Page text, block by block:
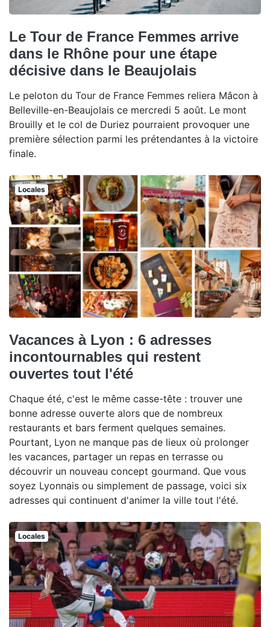
Le Tour de France Femmes arrive
dans le Rhône pour une étape
décisive dans le Beaujolais
Le peloton du Tour de France Femmes reliera Mâcon à
Belleville-en-Beaujolais ce mercredi 5 août. Le mont
Brouilly et le col de Duriez pourraient provoquer une
première sélection parmi les prétendantes à la victoire
finale.
Locales
Vacances à Lyon : 6 adresses
incontournables qui restent
ouvertes tout l'été
Chaque été, c'est le même casse-tête : trouver une
bonne adresse ouverte alors que de nombreux
restaurants et bars ferment quelques semaines.
Pourtant, Lyon ne manque pas de lieux où prolonger
les vacances, partager un repas en terrasse ou
découvrir un nouveau concept gourmand. Que vous
soyez Lyonnais ou simplement de passage, voici six
adresses qui continuent d'animer la ville tout l'été.
Locales